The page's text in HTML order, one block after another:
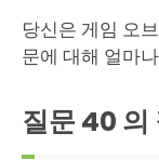
당신은 게임 오
문에 대해 얼마
질문 40 의